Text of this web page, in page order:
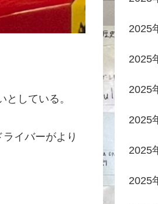
している。
イバーがより
2025
2025
2025
2025
2025
2025